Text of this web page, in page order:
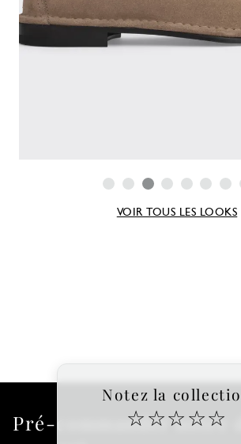
VOIR TOUS LES LOOKS
Notez la
☆ ☆☆ ☆☆
Pré-commander notre